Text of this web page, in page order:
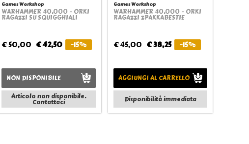
Quickview
Games Workshop
WARHAMMER 40.000 - ORKI
RAGAZZI SU SQUIGGHIALI
€ 50,00 € 42,50 -15%
NON DISPONIBILE
Articolo non disponibile.
Contattaci
Quickview
Games Workshop
WARHAMMER 40.000 - ORKI
RAGAZZI ZPAKKABESTIE
€ 45,00 € 38,25 -15%
AGGIUNGI AL CARRELLO
Disponibilità immediata